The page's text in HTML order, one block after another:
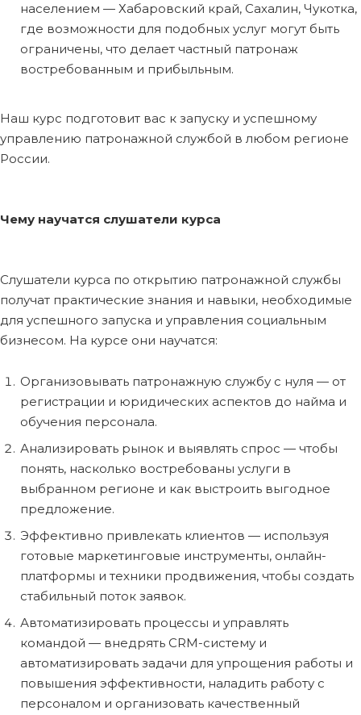
населением — Хабаровский край, Сахалин, Чукотка,
где возможности для подобных услуг могут быть
ограничены, что делает частный патронаж
востребованным и прибыльным.
Наш курс подготовит вас к запуску и успешному
управлению патронажной службой в любом регионе
России.
Чему научатся слушатели курса
Слушатели курса по открытию патронажной службы
получат практические знания и навыки, необходимые
для успешного запуска и управления социальным
бизнесом. На курсе они научатся:
Организовывать патронажную службу с нуля — от
регистрации и юридических аспектов до найма и
обучения персонала.
Анализировать рынок и выявлять спрос — чтобы
понять, насколько востребованы услуги в
выбранном регионе и как выстроить выгодное
предложение.
Эффективно привлекать клиентов — используя
готовые маркетинговые инструменты, онлайн-
платформы и техники продвижения, чтобы создать
стабильный поток заявок.
Автоматизировать процессы и управлять
командой — внедрять CRM-систему и
автоматизировать задачи для упрощения работы и
повышения эффективности, наладить работу с
персоналом и организовать качественный